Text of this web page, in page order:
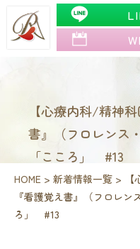
【心療内科/精神
書』（フロレンス
「こころ」 #13
HOME > 新着情報一覧 >
『看護覚え書』（フロレ
ろ」 #13